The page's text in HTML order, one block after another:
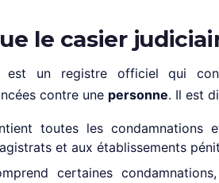
le casier
est un registre officiel qui
contre une personne. Il est
toutes les condamnations
et aux établissements
certaines